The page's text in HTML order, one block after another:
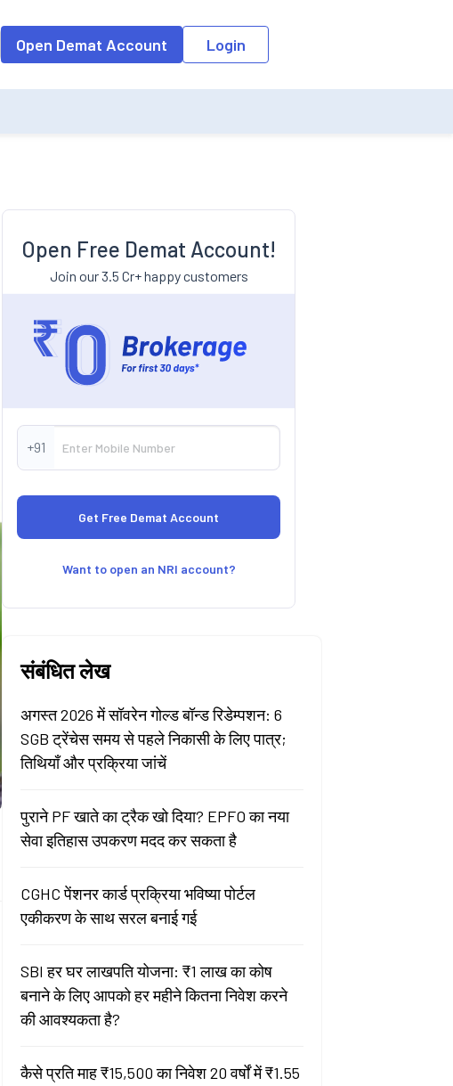
Open Demat Account Login
Open Free Demat Account!
Join our 3.5 Cr+ happy customers
+91
Want to open an NRI account?
संबंधित लेख
अगस्त 2026 में सॉवरेन गोल्ड बॉन्ड रिडेम्पशन: 6
SGB ट्रेंचेस समय से पहले निकासी के लिए पात्र;
तिथियाँ और प्रक्रिया जांचें
पुराने PF खाते का ट्रैक खो दिया? EPFO का नया
सेवा इतिहास उपकरण मदद कर सकता है
CGHC पेंशनर कार्ड प्रक्रिया भविष्या पोर्टल
एकीकरण के साथ सरल बनाई गई
SBI हर घर लाखपति योजना: ₹1 लाख का कोष
बनाने के लिए आपको हर महीने कितना निवेश करने
की आवश्यकता है?
कैसे प्रति माह ₹15,500 का निवेश 20 वर्षों में ₹1.55